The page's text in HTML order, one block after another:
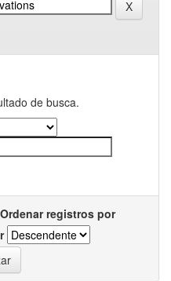
de busca.
Ordenar registros por